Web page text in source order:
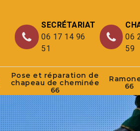
SECRÉTARIAT
06 17 14 96
51
06
59
Pose et réparation de
chapeau de cheminée
66
66